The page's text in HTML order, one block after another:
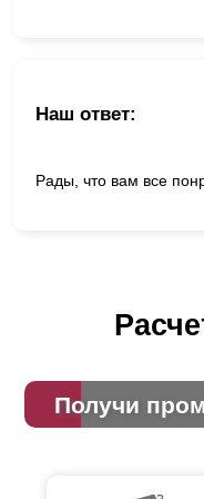
Наш ответ:
Рады, что вам все
Получи